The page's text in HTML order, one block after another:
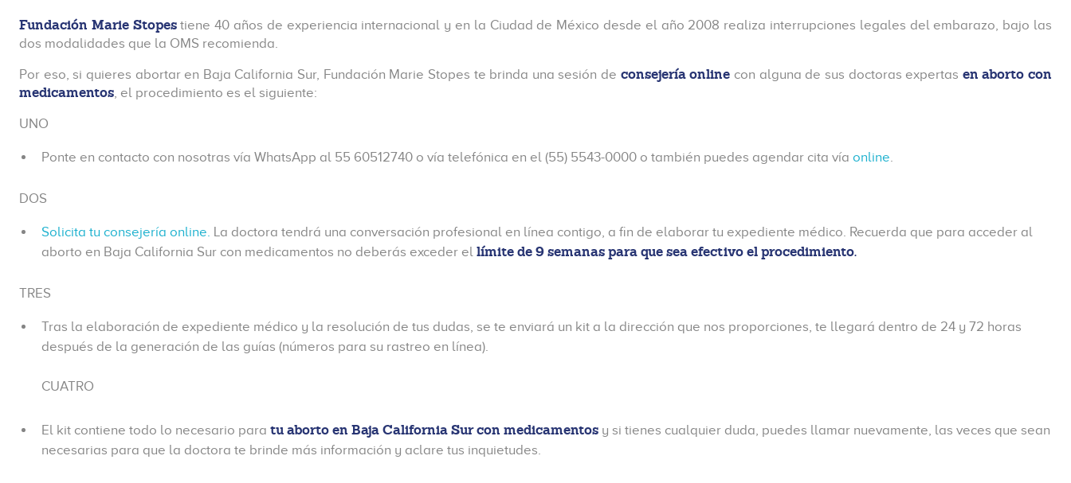
Fundación Marie Stopestiene 40 años de experiencia internacional y en la Ciudad de México desde el año 2008 realiza interrupciones legales del embarazo, bajo las
dos modalidades que la OMS recomienda.
Por eso, si quieres abortar en Baja California Sur, Fundación Marie Stopes te brinda una sesión de consejería online con alguna de sus doctoras expertas en aborto con
medicamentos, el procedimiento es el siguiente:
UNO
Ponte en contacto con nosotras vía WhatsApp al 55 60512740 o vía telefónica en el (55) 5543-0000 o también puedes agendar cita vía online.
DOS
Solicita tu consejería online. La doctora tendrá una conversación profesional en línea contigo, a fin de elaborar tu expediente médico. Recuerda que para acceder al
aborto en Baja California Sur con medicamentos no deberás exceder el límite de 9 semanas para que sea efectivo el procedimiento.
TRES
Tras la elaboración de expediente médico y la resolución de tus dudas, se te enviará un kit a la dirección que nos proporciones, te llegará dentro de 24 y 72 horas
después de la generación de las guías (números para su rastreo en línea).
CUATRO
El kit contiene todo lo necesario para tu aborto en Baja California Sur con medicamentos y si tienes cualquier duda, puedes llamar nuevamente, las veces que sean
necesarias para que la doctora te brinde más información y aclare tus inquietudes.